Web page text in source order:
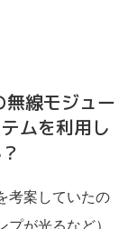
線モジュー
ムを利用し
考案していたの
が光るなど）